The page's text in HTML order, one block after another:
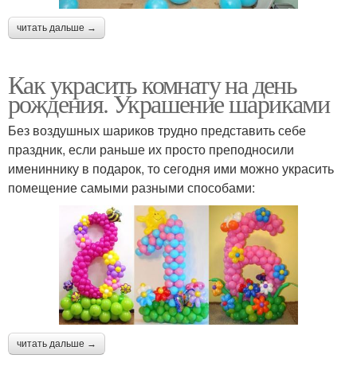
читать дальше →
Как украсить комнату на день
рождения. Украшение шариками
Без воздушных шариков трудно представить себе
праздник, если раньше их просто преподносили
имениннику в подарок, то сегодня ими можно украсить
помещение самыми разными способами:
читать дальше →